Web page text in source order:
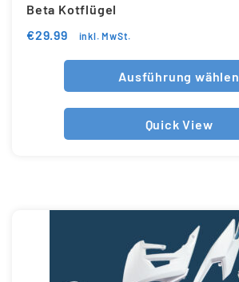
Beta Kotflügel
€29.99 inkl. MwSt.
Ausführung wählen
Quick View